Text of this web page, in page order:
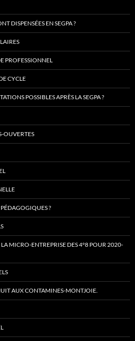
DISPENSÉES EN SEGPA ?
PROFESSIONNEL
CYCLE
POSSIBLES APRÈS LA SEGPA ?
OUVERTES
PÉDAGOGIQUES ?
MICRO-ENTREPRISE DES 4°8 POUR 2020-
AUX CONTAMINES-MONTJOIE.